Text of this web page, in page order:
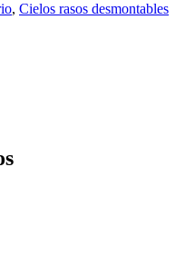
, Cielos rasos desmontables